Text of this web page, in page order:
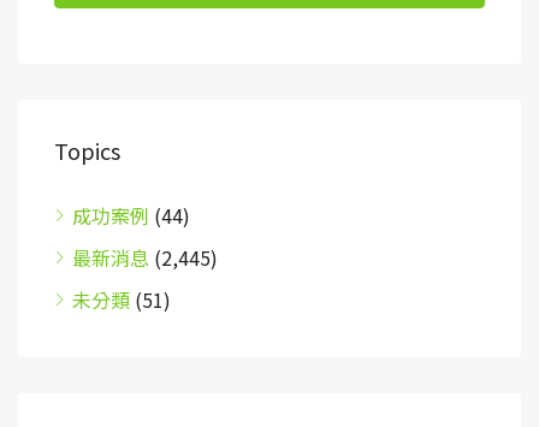
Topics
成功案例 (44)
最新消息 (2,445)
未分類 (51)